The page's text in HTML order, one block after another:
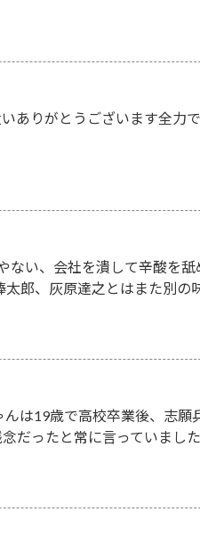
ありがとうございます全力
ない、会社を潰して辛酸を舐
郎、灰原達之とはまた別の
は19歳で高校卒業後、志願
だったと常に言っていまし